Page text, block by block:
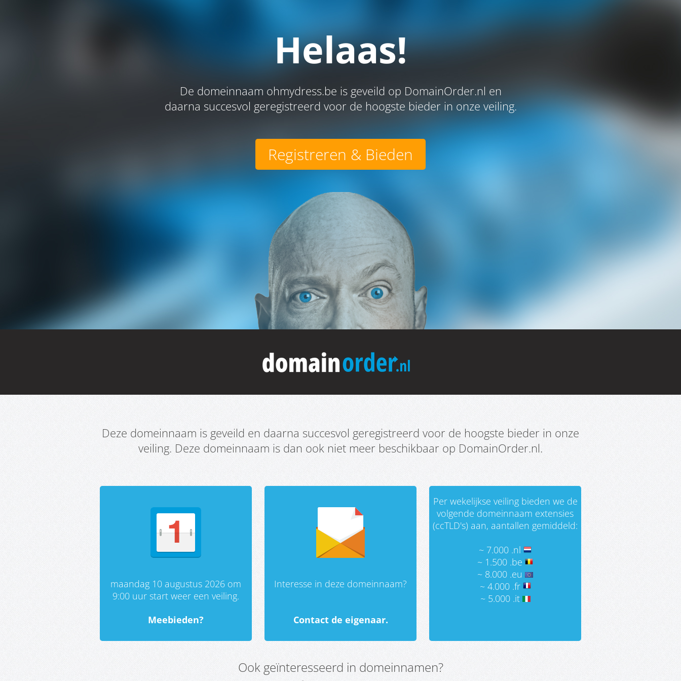
Helaas!
De domeinnaam ohmydress.be is geveild op DomainOrder.nl en
daarna succesvol geregistreerd voor de hoogste bieder in onze veiling.
Registreren & Bieden
Deze domeinnaam is geveild en daarna succesvol geregistreerd voor de hoogste bieder in onze
veiling. Deze domeinnaam is dan ook niet meer beschikbaar op DomainOrder.nl.
maandag 10 augustus 2026 om
9:00 uur start weer een veiling.
Meebieden?
Interesse in deze domeinnaam?
Contact de eigenaar.
Per wekelijkse veiling bieden we de
volgende domeinnaam extensies
(ccTLD's) aan, aantallen gemiddeld:
~ 7.000 .nl
~ 1.500 .be
~ 8.000 .eu
~ 4.000 .fr
~ 5.000 .it
Ook geïnteresseerd in domeinnamen?